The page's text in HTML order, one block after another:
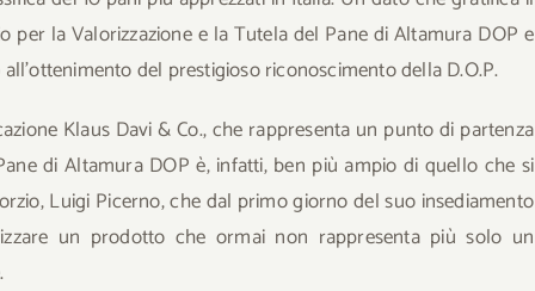
la Valorizzazione e la Tutela del Pane di Altamura DOP e
del prestigioso riconoscimento della D.O.P.
Klaus Davi & Co., che rappresenta un punto di partenza
di Altamura DOP è, infatti, ben più ampio di quello che si
Luigi Picerno, che dal primo giorno del suo insediamento
un prodotto che ormai non rappresenta più solo un